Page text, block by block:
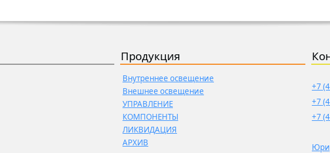
Продукция
Внутреннее освещение
Внешнее освещение
УПРАВЛЕНИЕ
КОМПОНЕНТЫ
ЛИКВИДАЦИЯ
АРХИВ
+7
+7
+7